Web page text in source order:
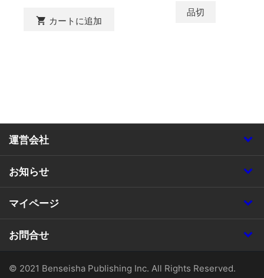
shopping_cart カートに追加
品切
運営会社
お知らせ
マイページ
お問合せ
© 2021 Benseisha Publishing Inc. All Rights Reserved.